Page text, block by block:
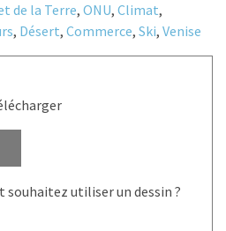
de la Terre, ONU, Climat,
, Désert, Commerce, Ski, Venise
souhaitez utiliser un dessin ?